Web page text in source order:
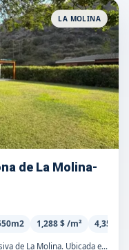
LA MOLINA
de La Molina-
1,288 $ /m² 4,355 S/
No es solo una casa… es la zona más exclusiva de La Molina. Ubicada en La Pradera, el punto más alto en seguridad, privacidad y perfil de vecinos,...